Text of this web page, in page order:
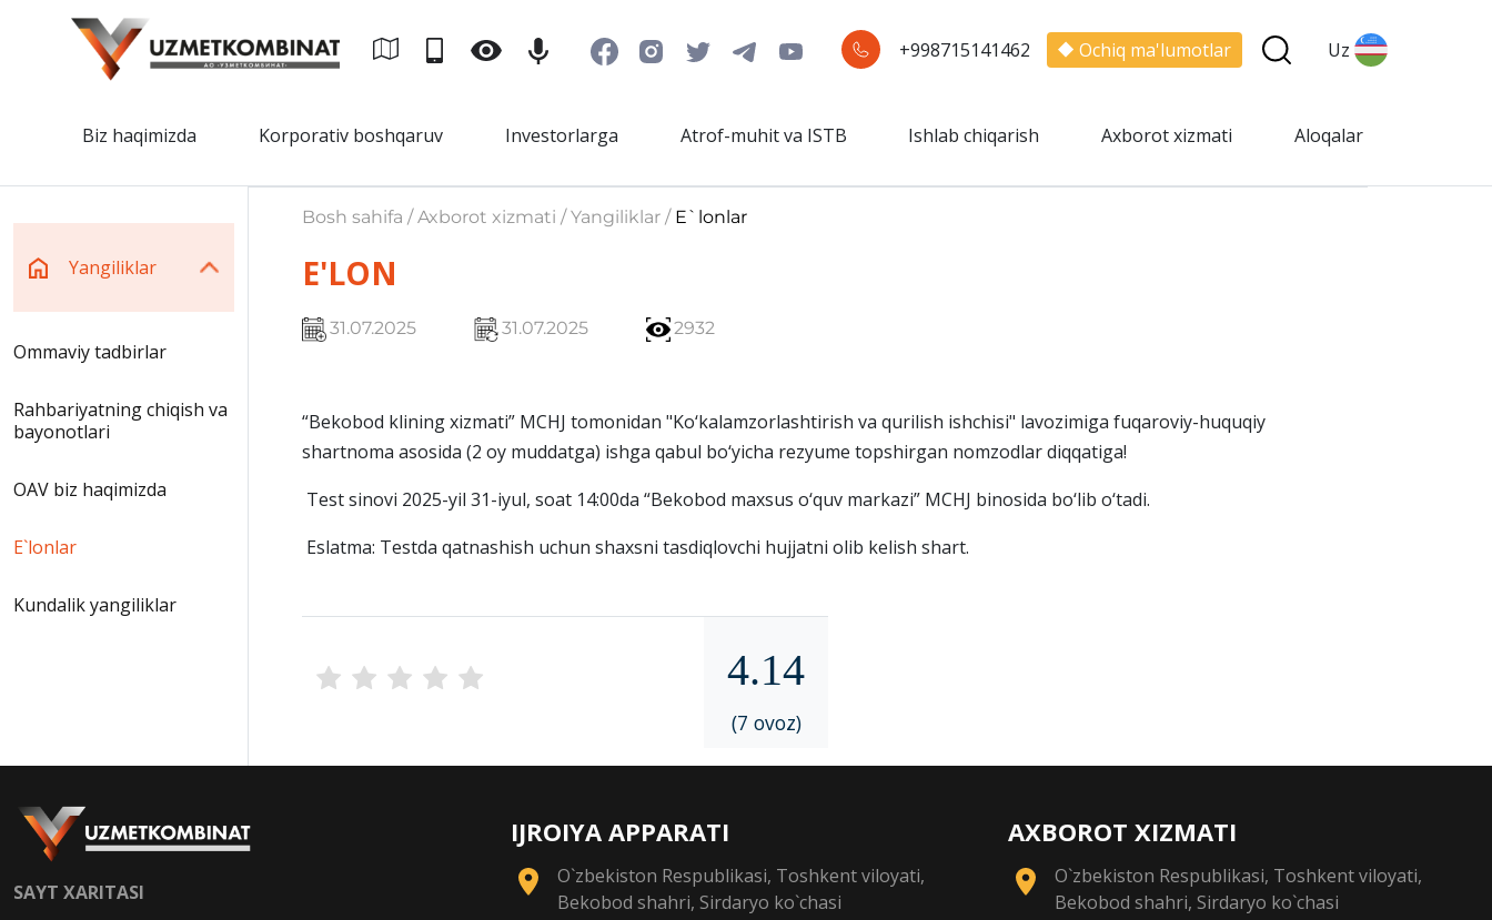
+998715141462 Ochiq ma'lumotlar Uz
Biz haqimizda Korporativ boshqaruv Investorlarga Atrof-muhit va ISTB Ishlab chiqarish Axborot xizmati Aloqalar
Yangiliklar
Ommaviy tadbirlar
Rahbariyatning chiqish va
bayonotlari
OAV biz haqimizda
E`lonlar
Kundalik yangiliklar
Bosh sahifa / Axborot xizmati / Yangiliklar / E`lonlar
E'LON
31.07.2025 31.07.2025 2932
“Bekobod klining xizmati” MCHJ tomonidan "Ko‘kalamzorlashtirish va qurilish ishchisi" lavozimiga fuqaroviy-huquqiy
shartnoma asosida (2 oy muddatga) ishga qabul bo‘yicha rezyume topshirgan nomzodlar diqqatiga!
Test sinovi 2025-yil 31-iyul, soat 14:00da “Bekobod maxsus o‘quv markazi” MCHJ binosida bo‘lib o‘tadi.
Eslatma: Testda qatnashish uchun shaxsni tasdiqlovchi hujjatni olib kelish shart.
4.14
(7 ovoz)
SAYT XARITASI
IJROIYA APPARATI
O`zbekiston Respublikasi, Toshkent viloyati,
Bekobod shahri, Sirdaryo ko`chasi
AXBOROT XIZMATI
O`zbekiston Respublikasi, Toshkent viloyati,
Bekobod shahri, Sirdaryo ko`chasi